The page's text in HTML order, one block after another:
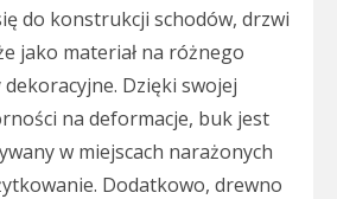
do konstrukcji schodów, drzwi
jako materiał na różnego
Dzięki swojej
na deformacje, buk jest
w miejscach narażonych
Dodatkowo, drewno